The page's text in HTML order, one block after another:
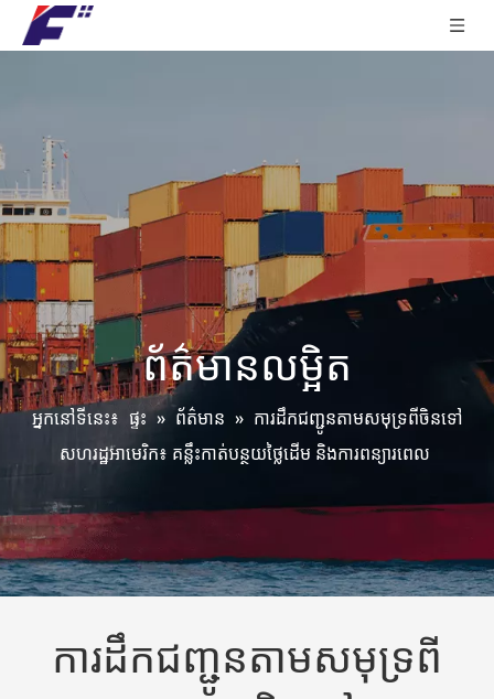
ព័ត៌មាន​លម្អិត
អ្នកនៅទីនេះ៖ ផ្ទះ » ព័ត៌មាន » ការដឹកជញ្ជូនតាមសមុទ្រពីចិនទៅ
សហរដ្ឋអាមេរិក៖ គន្លឹះកាត់បន្ថយថ្លៃដើម និងការពន្យារពេល
ការដឹកជញ្ជូនតាមសមុទ្រពី